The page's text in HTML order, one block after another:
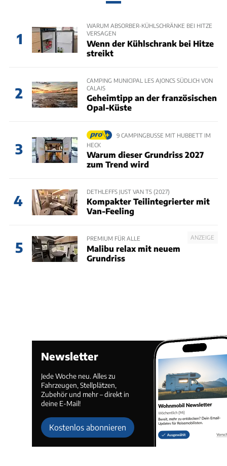
1
WARUM ABSORBER-KÜHLSCHRÄNKE BEI HITZE
VERSAGEN
Wenn der Kühlschrank bei Hitze
streikt
2
CAMPING MUNICIPAL LES AJONCS SÜDLICH VON
CALAIS
Geheimtipp an der französischen
Opal-Küste
3
9 CAMPINGBUSSE MIT HUBBETT IM
HECK
Warum dieser Grundriss 2027
zum Trend wird
4
DETHLEFFS JUST VAN T5 (2027)
Kompakter Teilintegrierter mit
Van-Feeling
5
ANZEIGE
PREMIUM FÜR ALLE
Malibu relax mit neuem
Grundriss
Newsletter
Jede Woche neu. Alles zu
Fahrzeugen, Stellplätzen,
Zubehör und mehr – direkt in
deine E-Mail!
Kostenlos abonnieren